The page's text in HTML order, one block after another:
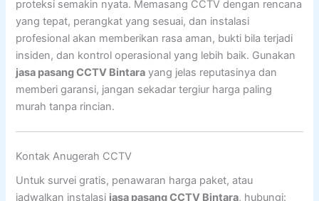
proteksi semakin nyata. Memasang CCTV dengan rencana
yang tepat, perangkat yang sesuai, dan instalasi
profesional akan memberikan rasa aman, bukti bila terjadi
insiden, dan kontrol operasional yang lebih baik. Gunakan
jasa pasang CCTV Bintara yang jelas reputasinya dan
memberi garansi, jangan sekadar tergiur harga paling
murah tanpa rincian.
Kontak Anugerah CCTV
Untuk survei gratis, penawaran harga paket, atau
jadwalkan instalasi jasa pasang CCTV Bintara, hubungi: